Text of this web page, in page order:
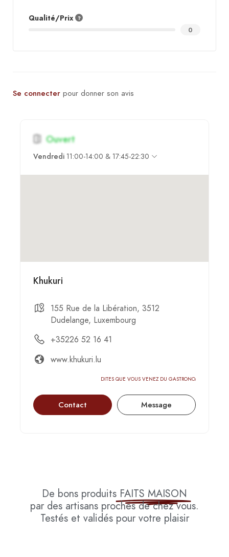
Qualité/Prix
0
Se connecter pour donner son avis
Ouvert
Vendredi 11:00-14:00 & 17:45-22:30
Khukuri
155 Rue de la Libération, 3512
Dudelange, Luxembourg
+35226 52 16 41
www.khukuri.lu
DITES QUE VOUS VENEZ DU GASTRONOMIC-CIRCUS
Contact Message
De bons produits FAITS MAISON
par des artisans proches de chez vous.
Testés et validés pour votre plaisir